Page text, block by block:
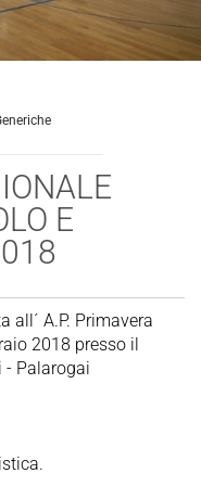
E
all´ A.P. Primavera
2018 presso il
- Palarogai